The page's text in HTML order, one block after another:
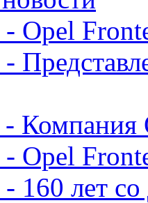
Opel
Компания
Opel
160 лет